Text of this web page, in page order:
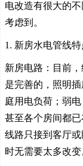
电改造有很大的
考虑到。
1. 新房水电管线特
新房电路：目前
是完善的，照明
庭用电负荷；弱
甚至各个房间都
线路只接到客厅
时无需要太多改变